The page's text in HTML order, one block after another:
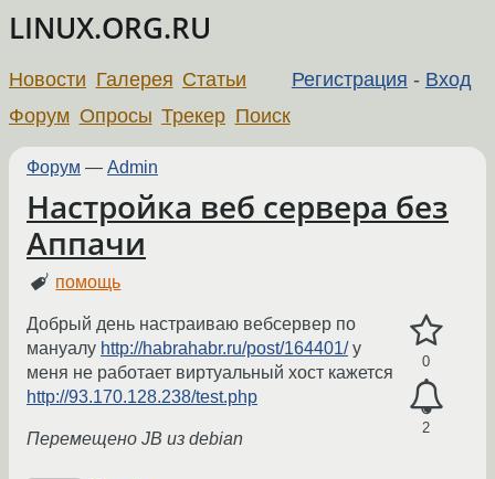
LINUX.ORG.RU
Регистрация - Вход
Новости Галерея Статьи
Форум Опросы Трекер Поиск
Форум — Admin
Настройка веб сервера без
Аппачи
помощь
0
2
Добрый день настраиваю вебсервер по
мануалу http://habrahabr.ru/post/164401/у
меня не работает виртуальный хост кажется
http://93.170.128.238/test.php
Перемещено JB из debian